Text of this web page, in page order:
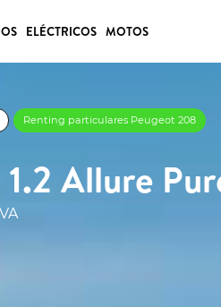
ELÉCTRICOS MOTOS
Renting particulares Peugeot 208
Allure